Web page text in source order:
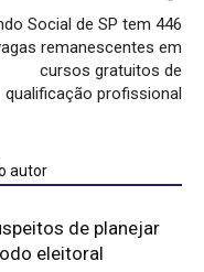
Social de SP tem 446
remanescentes em
cursos gratuitos de
qualificação profissional
autor
de planejar
eleitoral